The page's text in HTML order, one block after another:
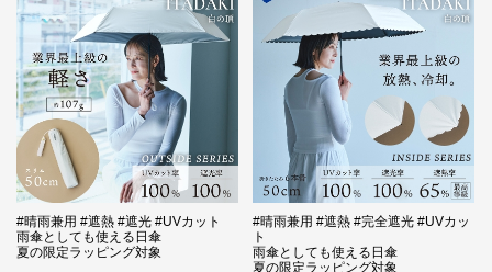
#晴雨兼用 #遮熱 #遮光 #UVカット
雨傘としても使える日傘
夏の限定ラッピング対象
#晴雨兼用 #遮熱 #完全遮光 #UVカッ
ト
雨傘としても使える日傘
夏の限定ラッピング対象